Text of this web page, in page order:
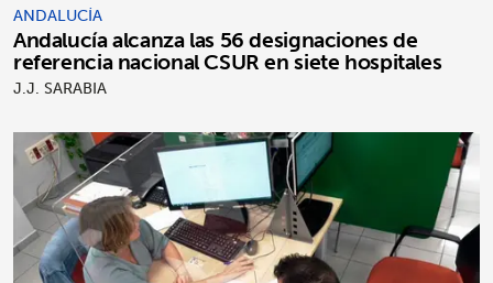
ANDALUCÍA
Andalucía alcanza las 56 designaciones de
referencia nacional CSUR en siete hospitales
J.J. SARABIA